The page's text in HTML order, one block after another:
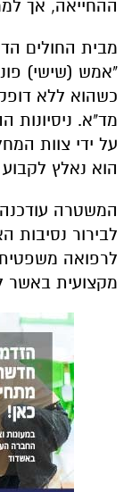
ההחייאה, אך
מבית החולים
כשהוא ללא
מד"א. ניסיונות
על ידי צוות
הוא נאלץ
המשטרה
לבירור נסיבות
לרפואה
מקצועית באשר